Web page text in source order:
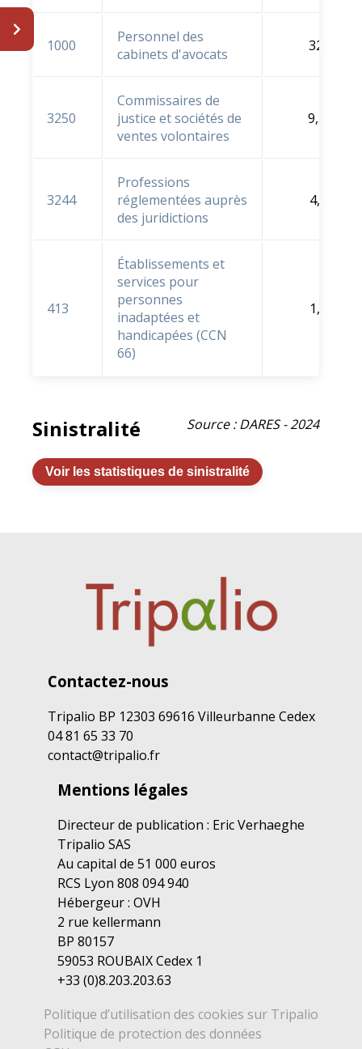
1000
Personnel des
cabinets d'avocats
32 %
3250
Commissaires de
justice et sociétés de
ventes volontaires
9,3 %
3244
Professions
réglementées auprès
des juridictions
4,3 %
413
Établissements et
services pour
personnes
inadaptées et
handicapées (CCN
66)
1,3 %
Source : DARES - 2024
Sinistralité
Voir les statistiques de sinistralité
Contactez-nous
Tripalio BP 12303 69616 Villeurbanne Cedex
04 81 65 33 70
contact@tripalio.fr
Mentions légales
Directeur de publication : Eric Verhaeghe
Tripalio SAS
Au capital de 51 000 euros
RCS Lyon 808 094 940
Hébergeur : OVH
2 rue kellermann
BP 80157
59053 ROUBAIX Cedex 1
+33 (0)8.203.203.63
Politique d’utilisation des cookies sur Tripalio
Politique de protection des données